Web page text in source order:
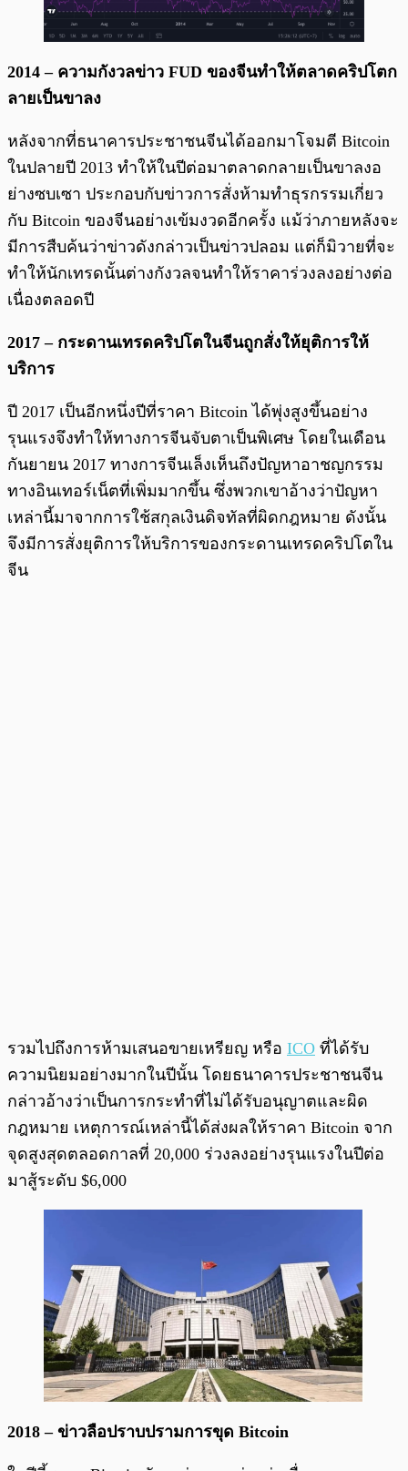
2014 – ความกังวลข่าว FUD ของจีนทำให้ตลาดคริปโตก
ลายเป็นขาลง
หลังจากที่ธนาคารประชาชนจีนได้ออกมาโจมตี Bitcoin
ในปลายปี 2013 ทำให้ในปีต่อมาตลาดกลายเป็นขาลงอ
ย่างซบเซา ประกอบกับข่าวการสั่งห้ามทำธุรกรรมเกี่ยว
กับ Bitcoin ของจีนอย่างเข้มงวดอีกครั้ง แม้ว่าภายหลังจะ
มีการสืบค้นว่าข่าวดังกล่าวเป็นข่าวปลอม แต่ก็มิวายที่จะ
ทำให้นักเทรดนั้นต่างกังวลจนทำให้ราคาร่วงลงอย่างต่อ
เนื่องตลอดปี
2017 – กระดานเทรดคริปโตในจีนถูกสั่งให้ยุติการให้
บริการ
ปี 2017 เป็นอีกหนึ่งปีที่ราคา Bitcoin ได้พุ่งสูงขึ้นอย่าง
รุนแรงจึงทำให้ทางการจีนจับตาเป็นพิเศษ โดยในเดือน
กันยายน 2017 ทางการจีนเล็งเห็นถึงปัญหาอาชญกรรม
ทางอินเทอร์เน็ตที่เพิ่มมากขึ้น ซึ่งพวกเขาอ้างว่าปัญหา
เหล่านี้มาจากการใช้สกุลเงินดิจทัลที่ผิดกฎหมาย ดังนั้น
จึงมีการสั่งยุติการให้บริการของกระดานเทรดคริปโตใน
จีน
รวมไปถึงการห้ามเสนอขายเหรียญ หรือ ICO ที่ได้รับ
ความนิยมอย่างมากในปีนั้น โดยธนาคารประชาชนจีน
กล่าวอ้างว่าเป็นการกระทำที่ไม่ได้รับอนุญาตและผิด
กฎหมาย เหตุการณ์เหล่านี้ได้ส่งผลให้ราคา Bitcoin จาก
จุดสูงสุดตลอดกาลที่ 20,000 ร่วงลงอย่างรุนแรงในปีต่อ
มาสู้ระดับ $6,000
2018 – ข่าวลือปราบปรามการขุด Bitcoin